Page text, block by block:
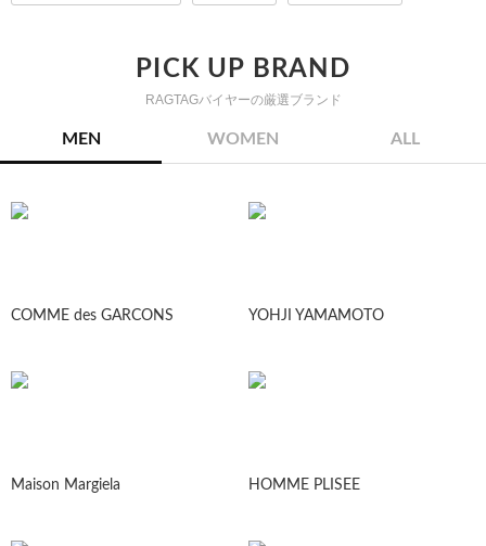
PICK UP BRAND
RAGTAGバイヤーの厳選ブランド
MEN WOMEN ALL
COMME des GARCONS YOHJI YAMAMOTO
Maison Margiela HOMME PLISEE